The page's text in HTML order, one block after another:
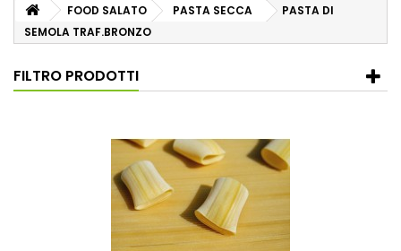
FOOD SALATO PASTA SECCA
PASTA DI
SEMOLA TRAF.BRONZO
FILTRO PRODOTTI